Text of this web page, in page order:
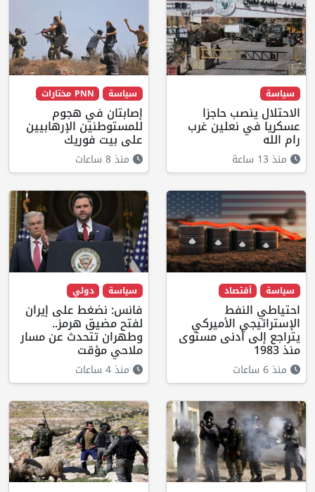
سياسة
الاحتلال ينصب حاجزا
عسكريا في نعلين غرب
رام الله
منذ 13 ساعة
سياسة PNN مختارات
إصابتان في هجوم
للمستوطنين الإرهابيين
على بيت فوريك
منذ 8 ساعات
سياسة أقتصاد
احتياطي النفط
الإستراتيجي الأميركي
يتراجع إلى أدنى مستوى
منذ 1983
منذ 6 ساعات
سياسة دولي
فانس: نضغط على إيران
لفتح مضيق هرمز..
وطهران تتحدث عن مسار
ملاحي مؤقت
منذ 4 ساعات